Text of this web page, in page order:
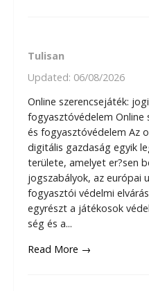
Tulisan
Updated: 06/08/2026
Online szerencsejáték:
fogyasztóvédelem Online
és fogyasztóvédelem Az
digitális gazdaság egyik
területe, amelyet er?sen
jogszabályok, az európai
fogyasztói védelmi
egyrészt a játékosok
ség és a...
Read More →